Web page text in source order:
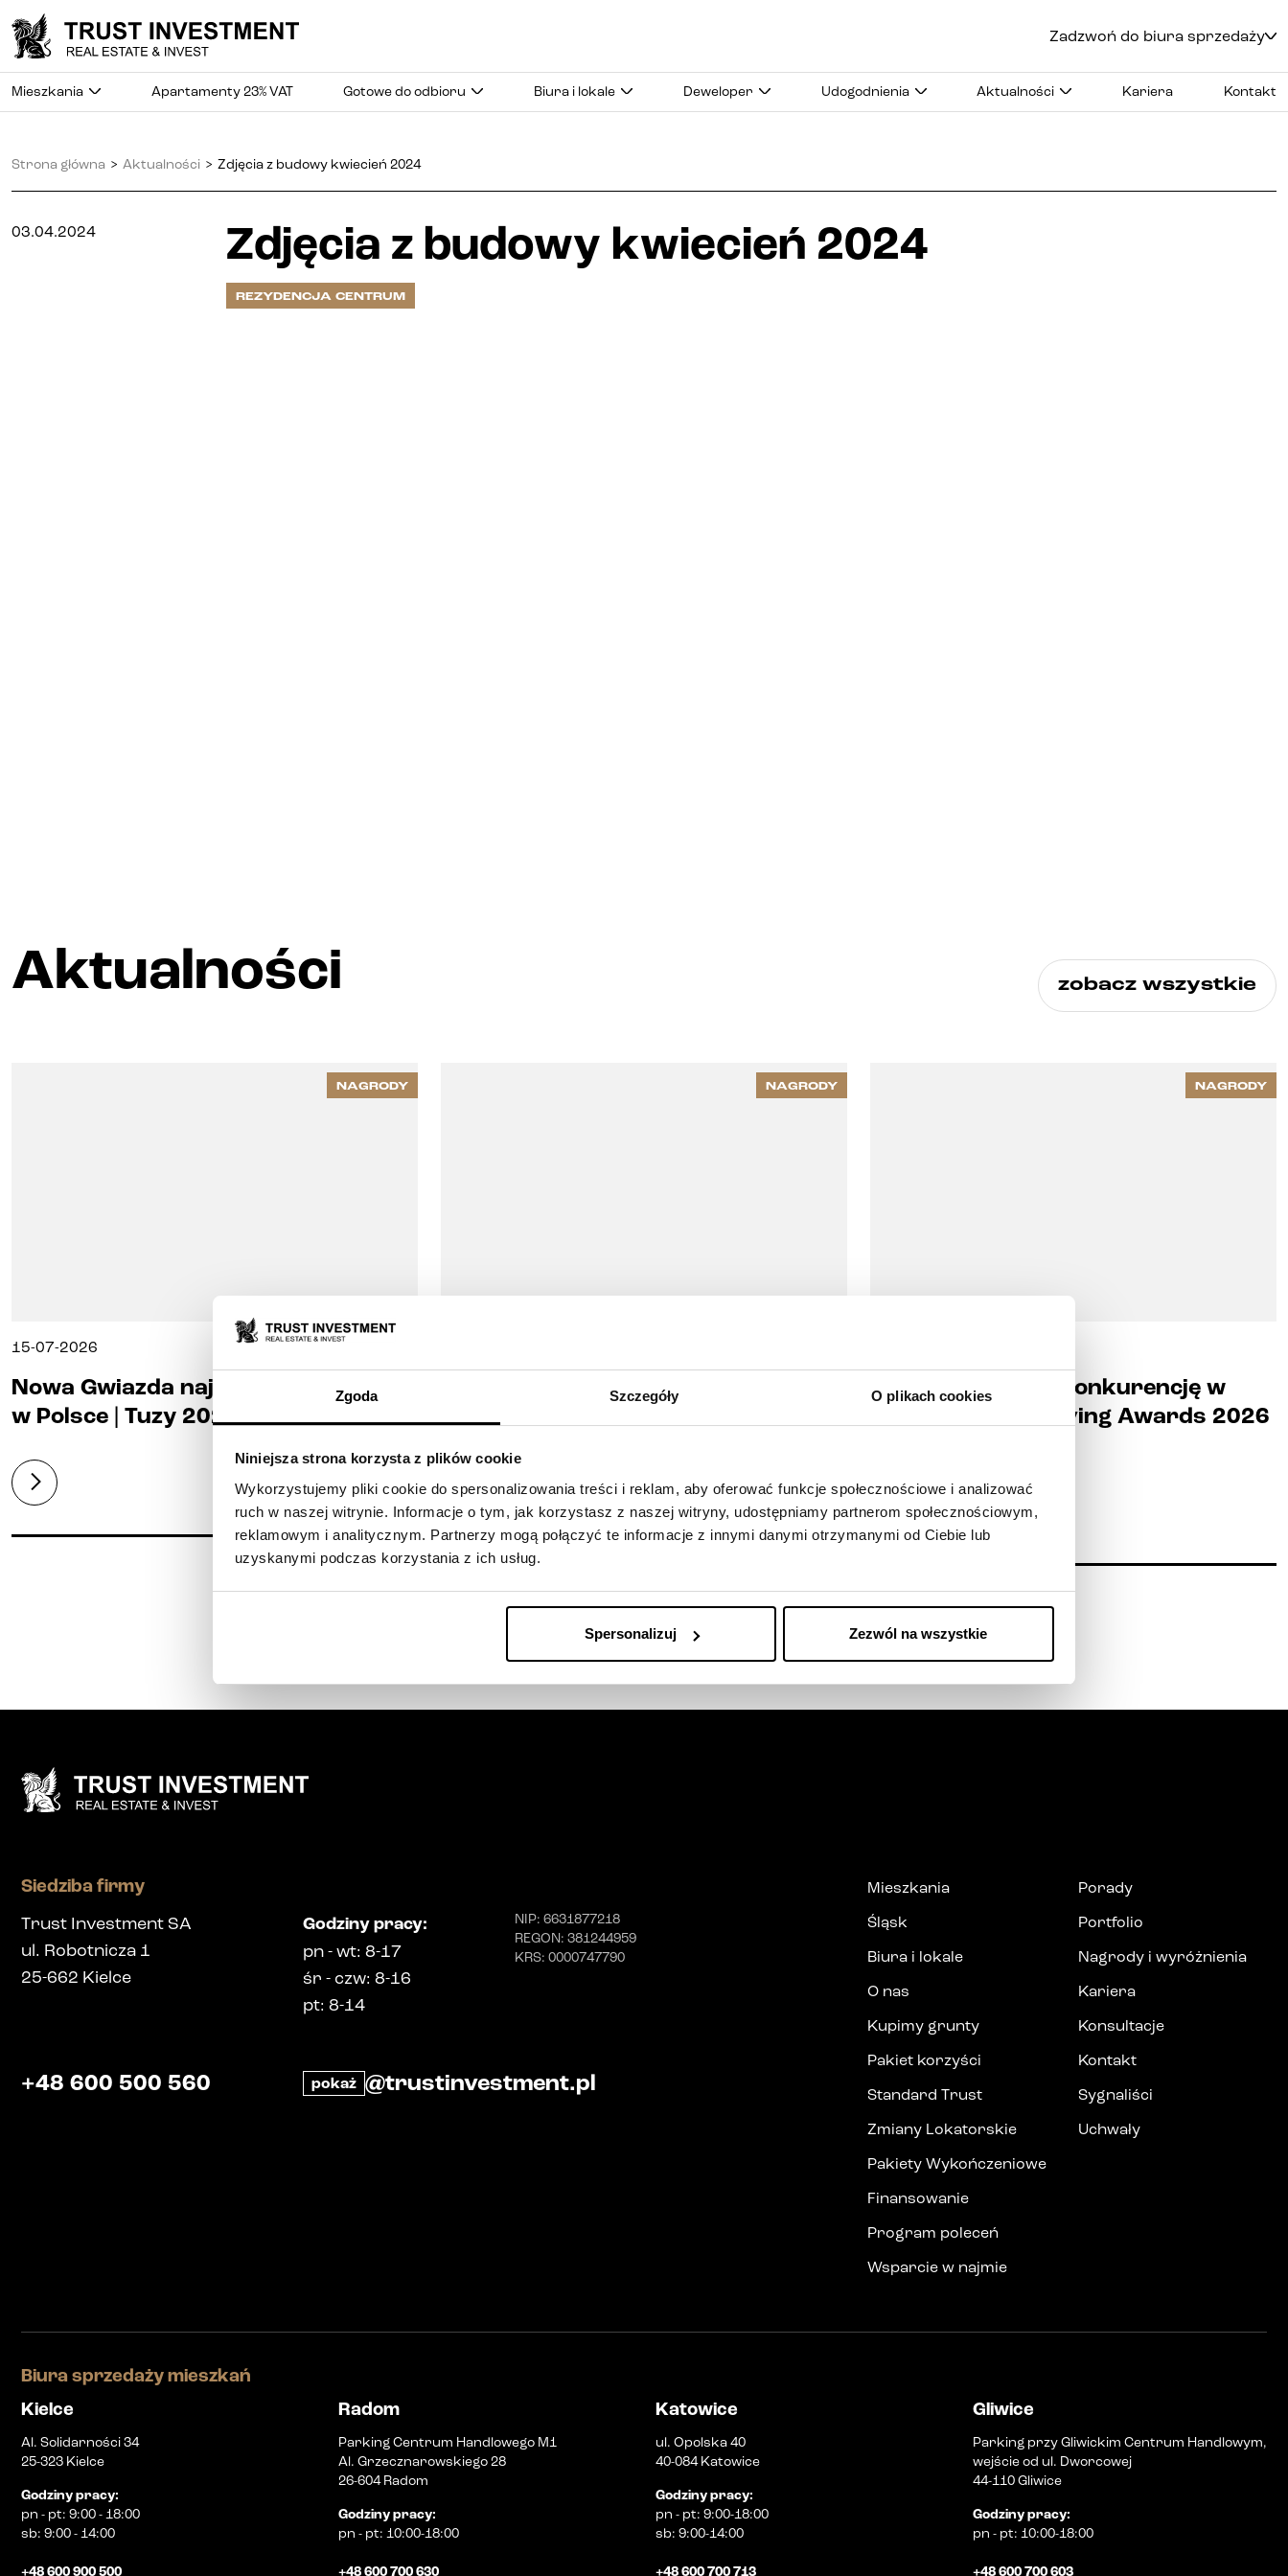
Zgoda Szczegóły O plikach cookies
Niniejsza strona korzysta z plików cookie
Wykorzystujemy pliki cookie do spersonalizowania treści i reklam, aby oferować funkcje społecznościowe i analizować
ruch w naszej witrynie. Informacje o tym, jak korzystasz z naszej witryny, udostępniamy partnerom społecznościowym,
reklamowym i analitycznym. Partnerzy mogą połączyć te informacje z innymi danymi otrzymanymi od Ciebie lub
uzyskanymi podczas korzystania z ich usług.
Spersonalizuj Zezwól na wszystkie
Zadzwoń do biura sprzedaży
Mieszkania Apartamenty 23% VAT Gotowe do odbioru Biura i lokale Deweloper Udogodnienia Aktualności Kariera Kontakt
Strona główna > Aktualności > Zdjęcia z budowy kwiecień 2024
03.04.2024 Zdjęcia z budowy kwiecień 2024
REZYDENCJA CENTRUM
Aktualności zobacz wszystkie
NAGRODY
15-07-2026
Nowa Gwiazda najlepszą inwestycją
w Polsce | Tuzy 2026 przyznane!
NAGRODY
Sky Trust z nagrodą TopBuilder
2026
NAGRODY
Zdominowaliśmy konkurencję w
konkursie Best Living Awards 2026
Siedziba firmy
Trust Investment SA
ul. Robotnicza 1
25-662 Kielce
Godziny pracy:
pn-wt: 8-17
śr - czw: 8-16
pt: 8-14
NIP: 6631877218
REGON: 381244959
KRS: 0000747790
+48 600 500 560 pokaż @trustinvestment.pl
Mieszkania
Śląsk
Biura i lokale
O nas
Kupimy grunty
Pakiet korzyści
Standard Trust
Zmiany Lokatorskie
Pakiety Wykończeniowe
Finansowanie
Program poleceń
Wsparcie w najmie
Porady
Portfolio
Nagrody i wyróżnienia
Kariera
Konsultacje
Kontakt
Sygnaliści
Uchwały
Biura sprzedaży mieszkań
Kielce
Al. Solidarności 34
25-323 Kielce
Godziny pracy:
pn - pt: 9:00 - 18:00
sb: 9:00 - 14:00
+48 600 900 500
Radom
Parking Centrum Handlowego M1
Al. Grzecznarowskiego 28
26-604 Radom
Godziny pracy:
pn - pt: 10:00-18:00
+48 600 700 630
Katowice
ul. Opolska 40
40-084 Katowice
Godziny pracy:
pn - pt: 9:00-18:00
sb: 9:00-14:00
+48 600 700 713
Gliwice
Parking przy Gliwickim Centrum Handlowym,
wejście od ul. Dworcowej
44-110 Gliwice
Godziny pracy:
pn - pt: 10:00-18:00
+48 600 700 603